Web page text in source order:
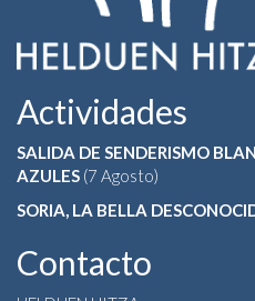
Actividades
SALIDA DE SENDERISMO
AZULES (7 Agosto)
SORIA, LA BELLA
Contacto